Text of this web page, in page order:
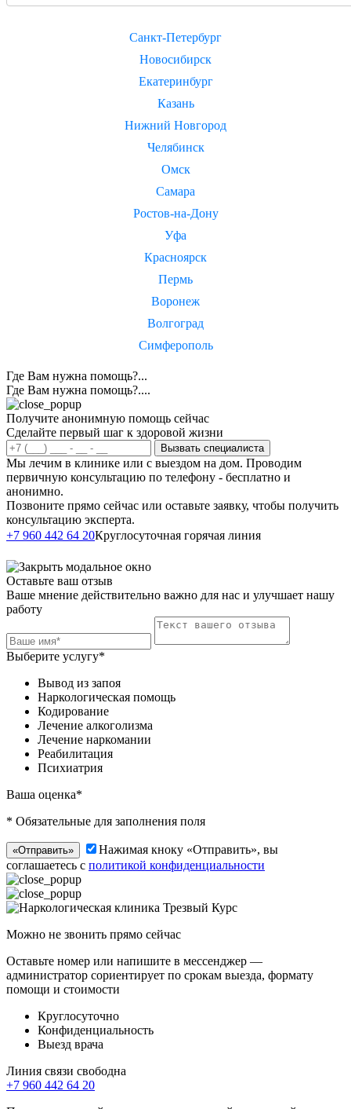
Санкт-Петербург
Новосибирск
Екатеринбург
Казань
Нижний Новгород
Челябинск
Омск
Самара
Ростов-на-Дону
Уфа
Красноярск
Пермь
Воронеж
Волгоград
Симферополь
Где Вам нужна помощь?...
Где Вам нужна помощь?....
Получите анонимную помощь сейчас
Сделайте первый шаг к здоровой жизни
Вызвать специалиста
Мы лечим в клинике или с выездом на дом. Проводим
первичную консультацию по телефону - бесплатно и
анонимно.
Позвоните прямо сейчас или оставьте заявку, чтобы получить
консультацию эксперта.
+7 960 442 64 20Круглосуточная горячая линия
Оставьте ваш отзыв
Ваше мнение действительно важно для нас и улучшает нашу
работу
Выберите услугу*
Вывод из запоя
Наркологическая помощь
Кодирование
Лечение алкоголизма
Лечение наркомании
Реабилитация
Психиатрия
Ваша оценка*
* Обязательные для заполнения поля
«Отправить»
Нажимая кноку «Отправить», вы
соглашаетесь с политикой конфиденциальности
Можно не звонить прямо сейчас
Оставьте номер или напишите в мессенджер —
администратор сориентирует по срокам выезда, формату
помощи и стоимости
Круглосуточно
Конфиденциальность
Выезд врача
Линия связи свободна
+7 960 442 64 20